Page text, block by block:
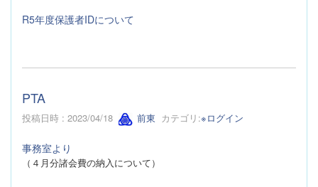
R5年度保護者IDについて
PTA
投稿日時 : 2023/04/18 前東 カテゴリ:※ログイン
事務室より
（４月分諸会費の納入について）